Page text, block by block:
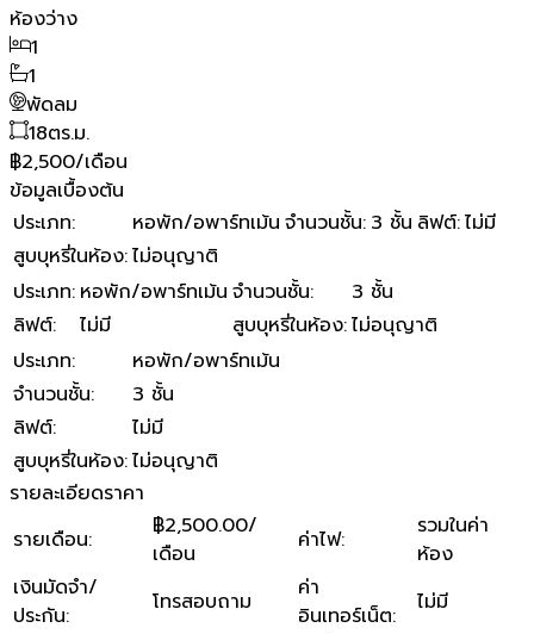
ห้องว่าง
1
1
พัดลม
18ตร.ม.
฿2,500/เดือน
ข้อมูลเบื้องต้น
ประเภท: หอพัก/อพาร์ทเม้น จำนวนชั้น: 3 ชั้น ลิฟต์:ไม่มี
สูบบุหรี่ในห้อง:ไม่อนุญาติ
ประเภท: หอพัก/อพาร์ทเม้น จำนวนชั้น:
3 ชั้น
ลิฟต์: ไม่มี สูบบุหรี่ในห้อง:ไม่อนุญาติ
ประเภท:
หอพัก/อพาร์ทเม้น
จำนวนชั้น:
3 ชั้น
ลิฟต์:
ไม่มี
สูบบุหรี่ในห้อง:ไม่อนุญาติ
รายละเอียดราคา
รายเดือน:
฿2,500.00/
เดือน
ค่าไฟ:
รวมในค่า
ห้อง
เงินมัดจำ/
ประกัน: โทรสอบถาม
ค่า
อินเทอร์เน็ต:
ไม่มี